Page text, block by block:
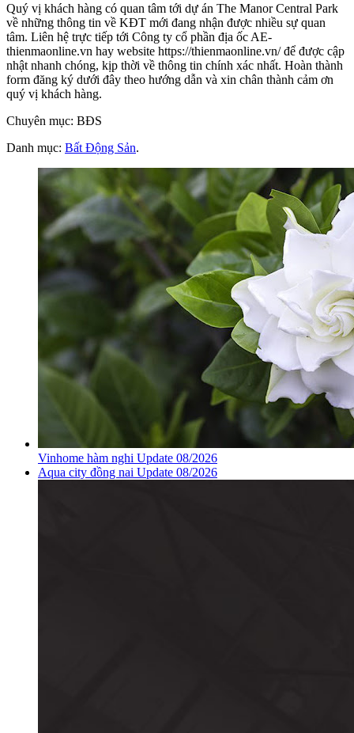
Quý vị khách hàng có quan tâm tới dự án The Manor Central Park
về những thông tin về KĐT mới đang nhận được nhiều sự quan
tâm. Liên hệ trực tiếp tới Công ty cổ phần địa ốc AE-
thienmaonline.vn hay website https://thienmaonline.vn/ để được cập
nhật nhanh chóng, kịp thời về thông tin chính xác nhất. Hoàn thành
form đăng ký dưới đây theo hướng dẫn và xin chân thành cảm ơn
quý vị khách hàng.
Chuyên mục: BĐS
Danh mục: Bất Động Sản.
Vinhome hàm nghi Update 08/2026
Aqua city đồng nai Update 08/2026